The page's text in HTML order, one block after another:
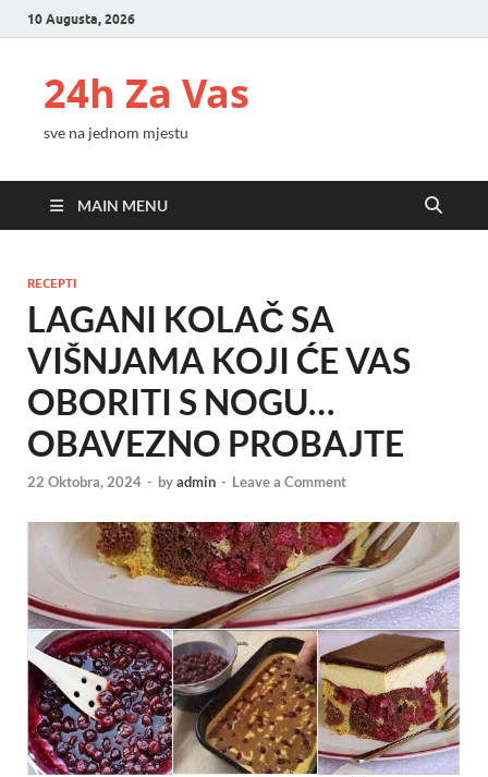
10 Augusta, 2026
24h Za Vas
sve na jednom mjestu
MAIN MENU
RECEPTI
LAGANI KOLAČ SA
VIŠNJAMA KOJI ĆE VAS
OBORITI S NOGU…
OBAVEZNO PROBAJTE
22 Oktobra, 2024 - byadmin - Leave a Comment